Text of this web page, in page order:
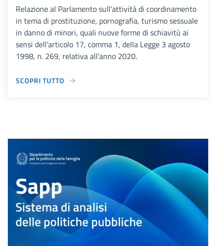
Relazione al Parlamento sull'attività di coordinamento
in tema di prostituzione, pornografia, turismo sessuale
in danno di minori, quali nuove forme di schiavitù ai
sensi dell'articolo 17, comma 1, della Legge 3 agosto
1998, n. 269, relativa all’anno 2020.
SCOPRI TUTTO